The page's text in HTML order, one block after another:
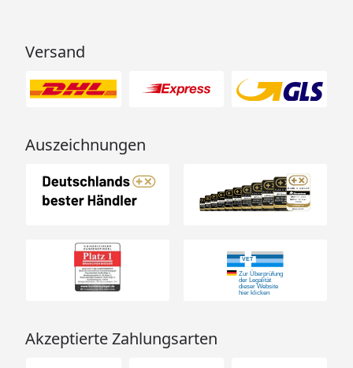
Versand
Auszeichnungen
Akzeptierte Zahlungsarten